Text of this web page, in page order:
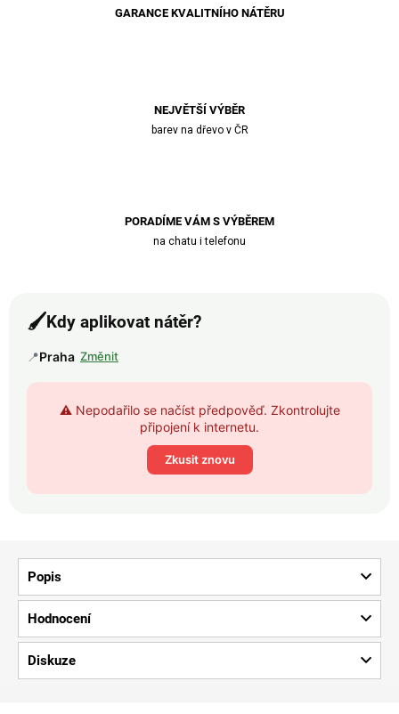
GARANCE KVALITNÍHO NÁTĚRU
NEJVĚTŠÍ VÝBĚR
barev na dřevo v ČR
PORADÍME VÁM S VÝBĚREM
na chatu i telefonu
🖌️Kdy aplikovat nátěr?
📍Praha Změnit
⚠️ Nepodařilo se načíst předpověď. Zkontrolujte
připojení k internetu.
Zkusit znovu
Popis
Hodnocení
Diskuze